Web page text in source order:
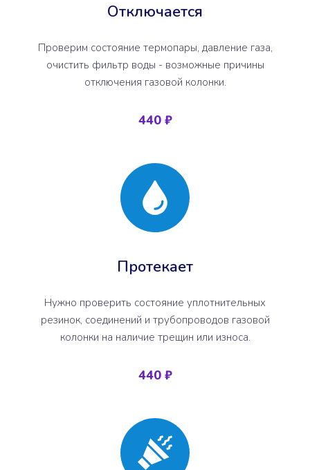
Отключается
Проверим состояние термопары, давление газа,
очистить фильтр воды - возможные причины
отключения газовой колонки.
440 ₽
Протекает
Нужно проверить состояние уплотнительных
резинок, соединений и трубопроводов газовой
колонки на наличие трещин или износа.
440 ₽